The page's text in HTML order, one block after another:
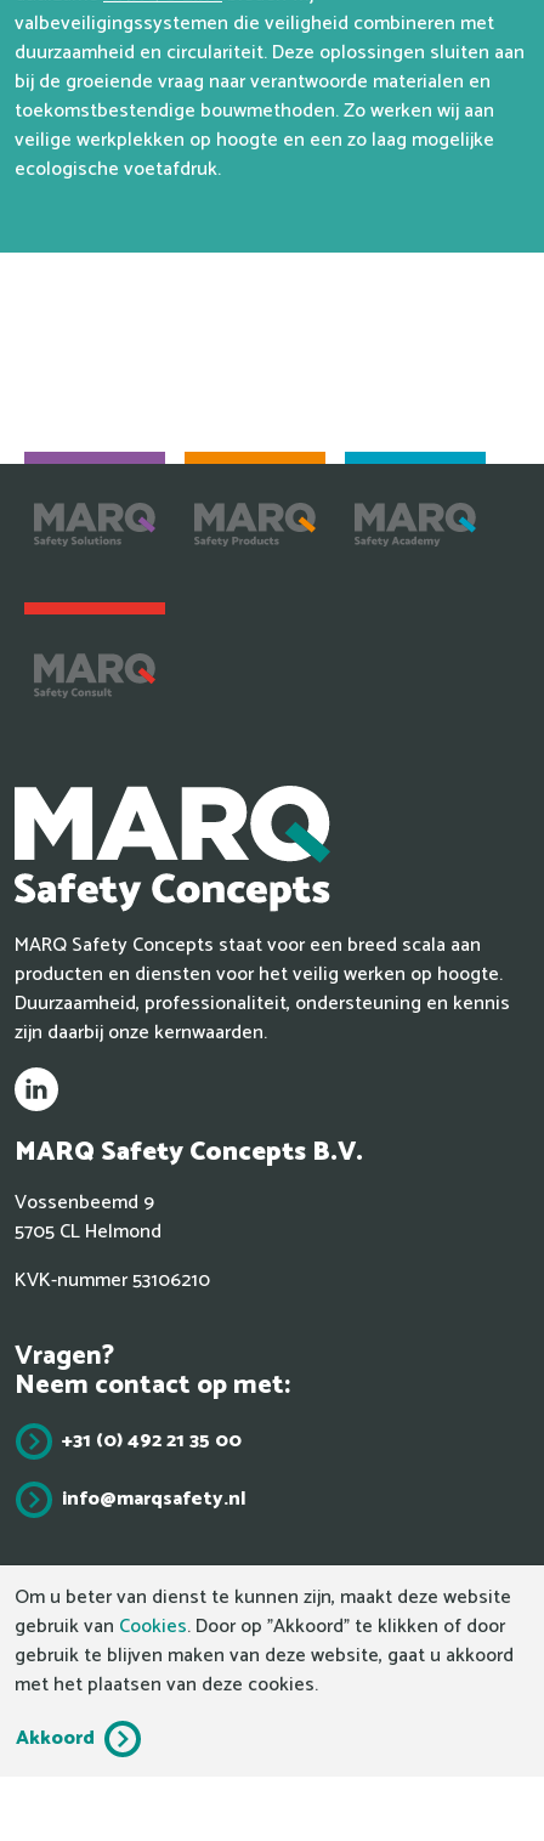
valbeveiligingssystemen die veiligheid combineren met
duurzaamheid en circulariteit. Deze oplossingen sluiten aan
bij de groeiende vraag naar verantwoorde materialen en
toekomstbestendige bouwmethoden. Zo werken wij aan
veilige werkplekken op hoogte en een zo laag mogelijke
ecologische voetafdruk.
MARQ Safety Concepts staat voor een breed scala aan
producten en diensten voor het veilig werken op hoogte.
Duurzaamheid, professionaliteit, ondersteuning en kennis
zijn daarbij onze kernwaarden.
MARQSafety Concepts B.V.
Vossenbeemd 9
5705 CL Helmond
KVK-nummer 53106210
Vragen?
Neem contact op met:
+31 (0) 492 21 35 00
info@marqsafety.nl
De absolute top in veiligheid.
Disclaimer & Privacy
Beleidsverklaring
Om u beter van dienst te kunnen zijn, maakt deze website
gebruik van Cookies. Door op "Akkoord" te klikken of door
gebruik te blijven maken van deze website, gaat u akkoord
met het plaatsen van deze cookies.
Akkoord